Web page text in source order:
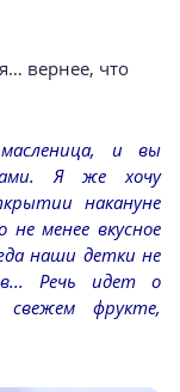
вернее, что
и вы
Я же хочу
накануне
менее вкусное
наши детки не
Речь идет о
фрукте,